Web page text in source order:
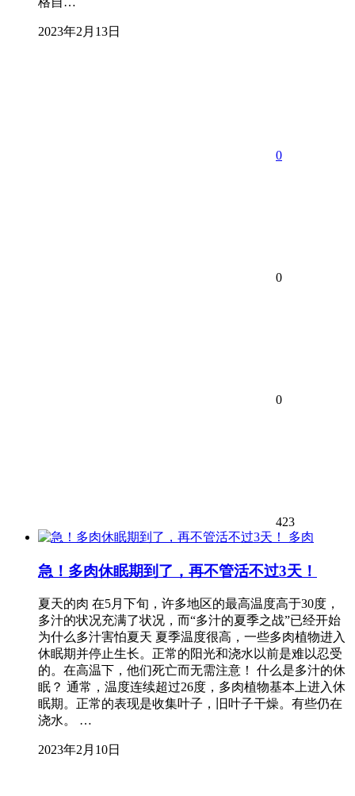
2023年2月13日
0
0
0
423
多肉
急！多肉休眠期到了，再不管活不过3天！
夏天的肉 在5月下旬，许多地区的最高温度高于30度，
多汁的状况充满了状况，而“多汁的夏季之战”已经开始
为什么多汁害怕夏天 夏季温度很高，一些多肉植物进入
休眠期并停止生长。正常的阳光和浇水以前是难以忍受
的。在高温下，他们死亡而无需注意！ 什么是多汁的休
眠？ 通常，温度连续超过26度，多肉植物基本上进入休
眠期。正常的表现是收集叶子，旧叶子干燥。有些仍在
浇水。 …
2023年2月10日